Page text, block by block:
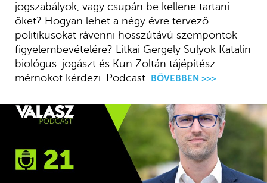
jogszabályok, vagy csupán be kellene tartani
őket? Hogyan lehet a négy évre tervező
politikusokat rávenni hosszútávú szempontok
figyelembevételére? Litkai Gergely Sulyok Katalin
biológus-jogászt és Kun Zoltán tájépítész
mérnököt kérdezi. Podcast. BŐVEBBEN >>>